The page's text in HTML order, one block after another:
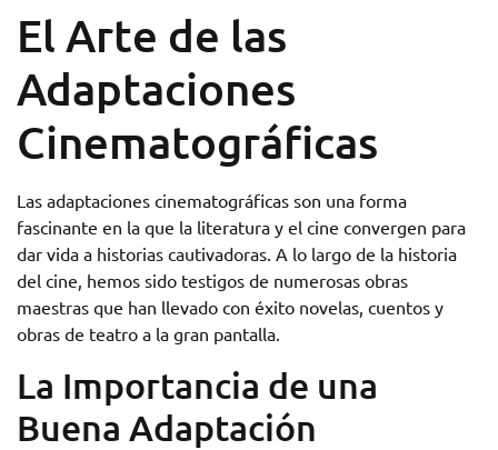
El Arte de las
Adaptaciones
Cinematográficas
Las adaptaciones cinematográficas son una forma
fascinante en la que la literatura y el cine convergen para
dar vida a historias cautivadoras. A lo largo de la historia
del cine, hemos sido testigos de numerosas obras
maestras que han llevado con éxito novelas, cuentos y
obras de teatro a la gran pantalla.
La Importancia de una
Buena Adaptación